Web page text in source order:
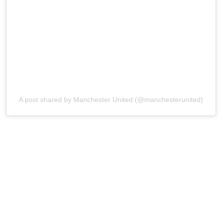
A post shared by Manchester United (@manchesterunited)